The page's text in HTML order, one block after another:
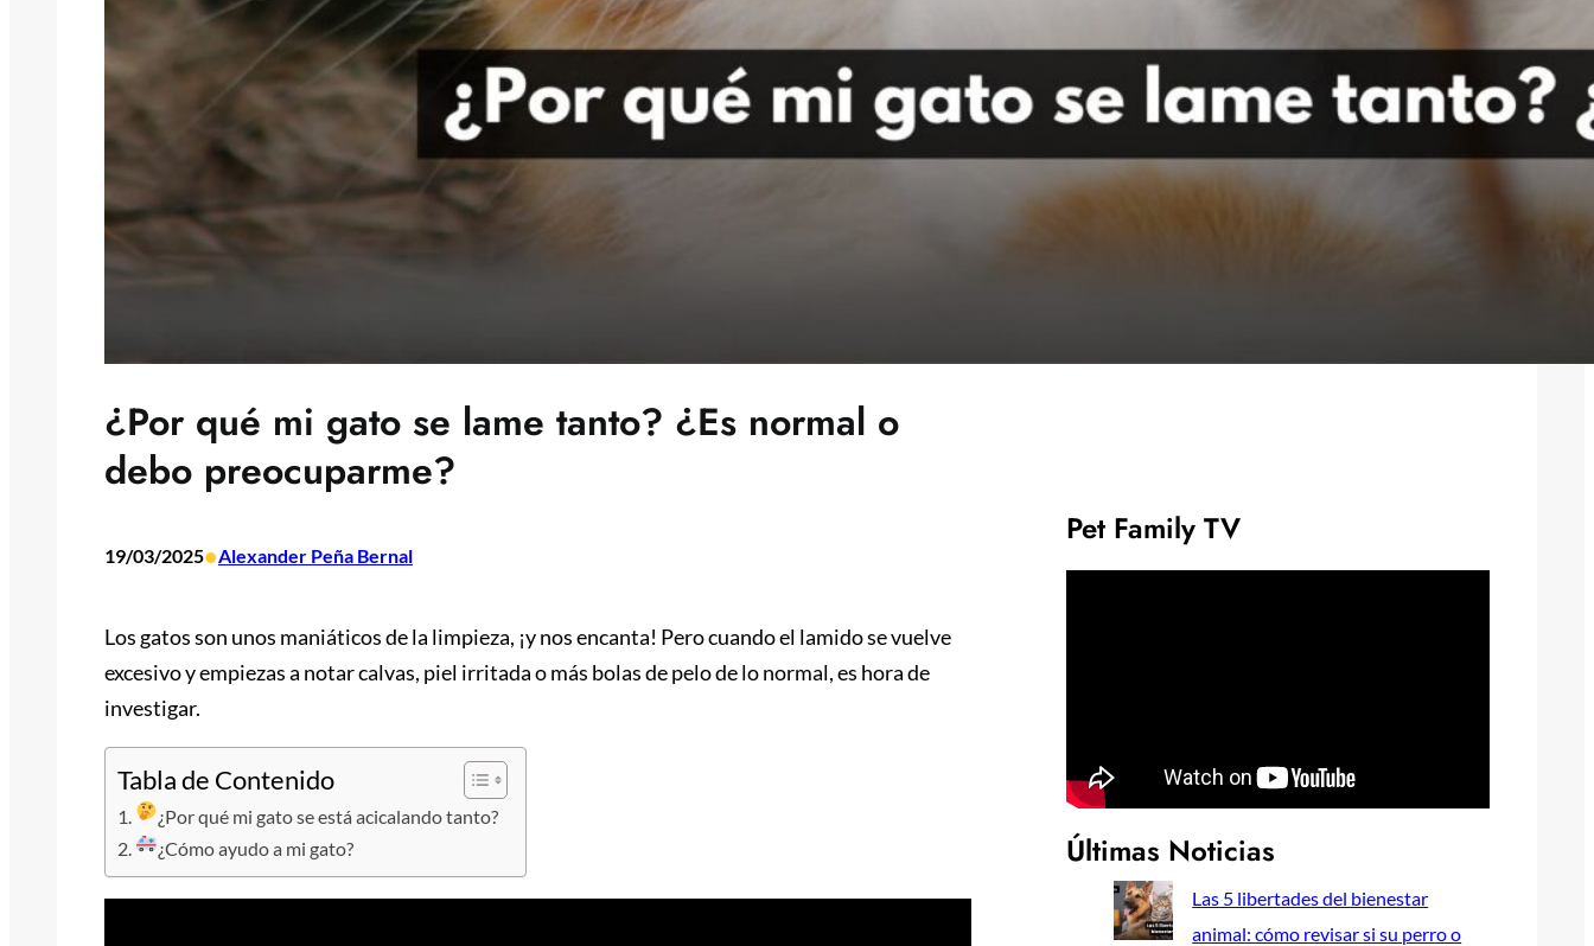
¿Por qué mi gato se lame tanto? ¿Es normal o
debo preocuparme?
19/03/2025•Alexander Peña Bernal
Los gatos son unos maniáticos de la limpieza, ¡y nos encanta! Pero cuando el lamido se vuelve
excesivo y empiezas a notar calvas, piel irritada o más bolas de pelo de lo normal, es hora de
investigar.
Tabla de Contenido
¿Por qué mi gato se está acicalando tanto?
¿Cómo ayudo a mi gato?
Revista
Pet Family TV
Últimas Noticias
Las 5 libertades del bienestar
animal: cómo revisar si su perro o